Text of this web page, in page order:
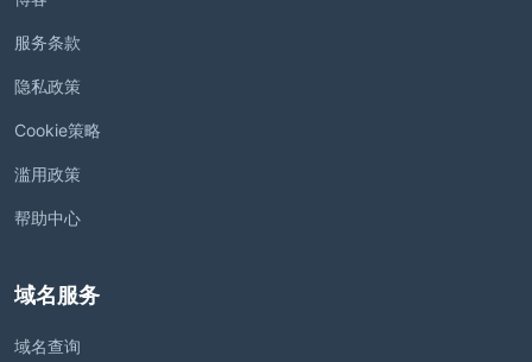
服务条款
隐私政策
Cookie策略
滥用政策
帮助中心
域名服务
域名查询